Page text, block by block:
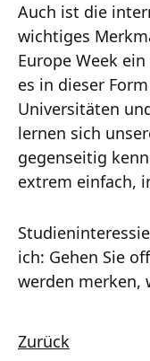
Auch ist die
wichtiges
Europe Week
es in dieser
Universitäten
lernen sich
gegenseitig
extrem einfach,
ich: Gehen Sie
werden merken,
Zurück